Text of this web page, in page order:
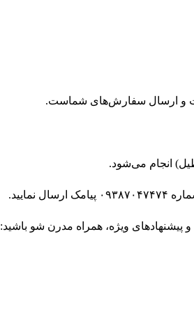
و ارسال سفارش‌های شماست.
انجام می‌شود.
پیشنهادهای ویژه، همراه مدرن شو باشید: